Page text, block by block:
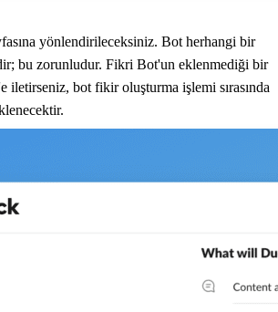
yönlendirileceksiniz. Bot herhangi bir
bu zorunludur. Fikri Bot'un eklenmediği bir
iletirseniz, bot fikir oluşturma işlemi sırasında